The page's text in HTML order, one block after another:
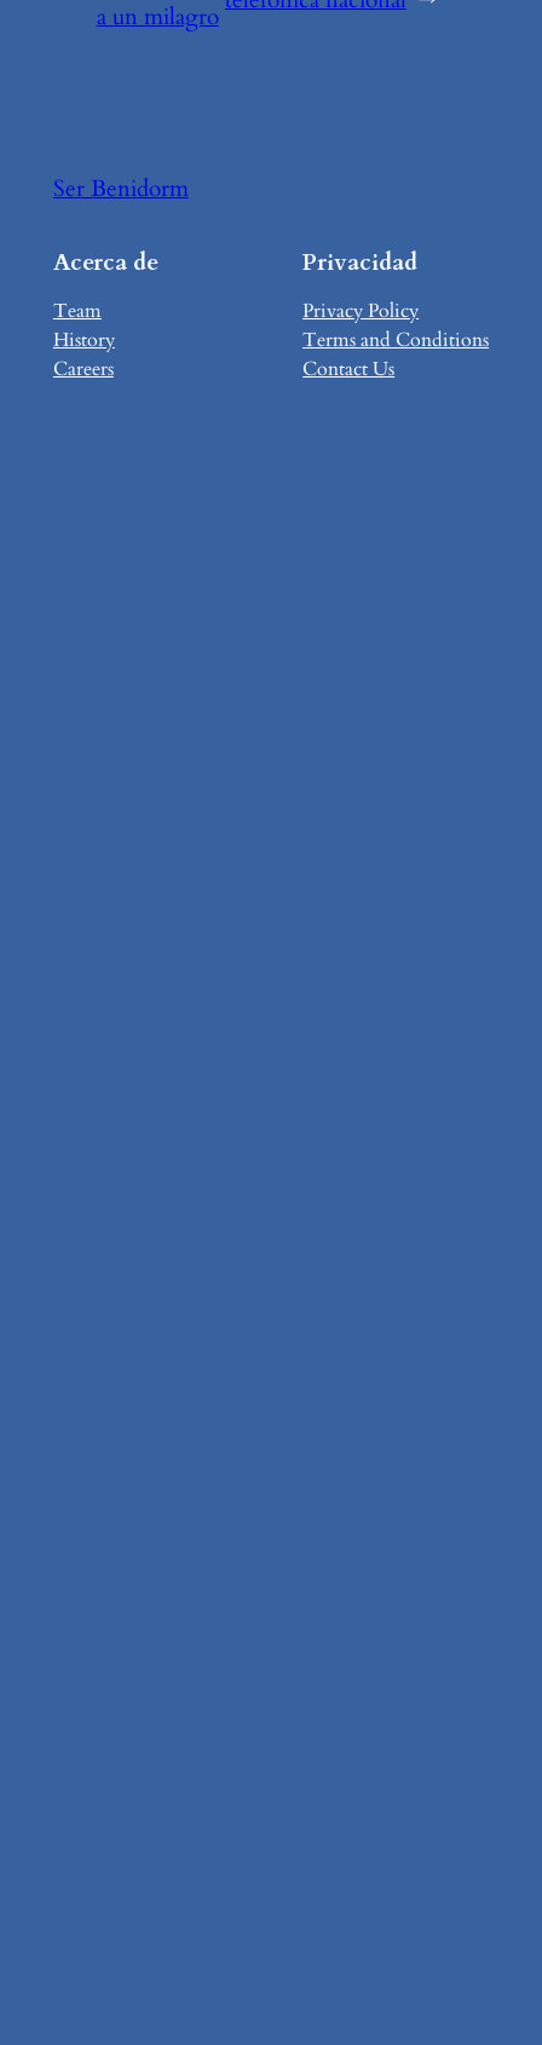
a un milagro
Ser Benidorm
Acerca de
Team
History
Careers
Privacidad
Privacy Policy
Terms and Conditions
Contact Us